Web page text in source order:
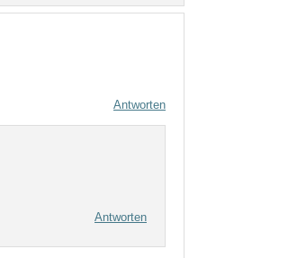
Antworten
Antworten